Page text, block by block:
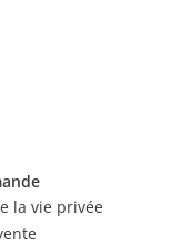
la vie privée